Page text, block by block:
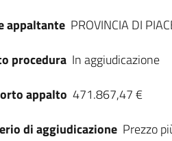
appaltante PROVINCIA DI
procedura In aggiudicazione
appalto 471.867,47 €
di aggiudicazione Prezzo